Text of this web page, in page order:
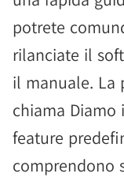
potrete
rilanciate il
il manuale. La
chiama Diamo
feature
comprendono